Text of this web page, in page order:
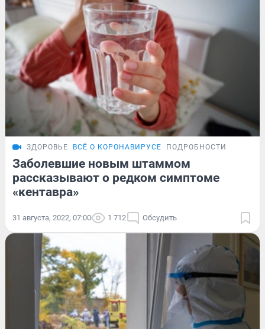
ЗДОРОВЬЕ ВСЁ О КОРОНАВИРУСЕ ПОДРОБНОСТИ
Заболевшие новым штаммом
рассказывают о редком симптоме
«кентавра»
31 августа, 2022, 07:00 1 712 Обсудить